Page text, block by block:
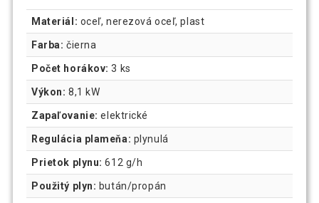
Materiál: oceľ, nerezová oceľ, plast
Farba: čierna
Počet horákov: 3 ks
Výkon: 8,1 kW
Zapaľovanie: elektrické
Regulácia plameňa: plynulá
Prietok plynu: 612 g/h
Použitý plyn: bután/propán